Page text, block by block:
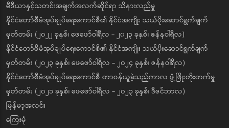
မီဒီယာနှင့်သတင်းအချက်အလက်ဆိုင်ရာ သိနားလည်မှု
နိုင်ငံတော်စီမံအုပ်ချုပ်ရေးကောင်စီ၏ နိုင်ငံအကျိုး သယ်ပိုးဆောင်ရွက်ချက်
မှတ်တမ်း (၂၀၂၂ ခုနှစ်၊ ဖေဖော်ဝါရီလ - ၂၀၂၃ ခုနှစ်၊ ဇန်နဝါရီလ)
နိုင်ငံတော်စီမံအုပ်ချုပ်ရေးကောင်စီ၏ နိုင်ငံအကျိုး သယ်ပိုးဆောင်ရွက်ချက်
မှတ်တမ်း (၂၀၂၃ ခုနှစ်၊ ဖေဖော်ဝါရီလ - ၂၀၂၄ ခုနှစ်၊ ဇန်နဝါရီလ)
နိုင်ငံတော်စီမံအုပ်ချုပ်ရေးကောင်စီ တာဝန်ယူခဲ့သည့်ကာလ ဖွံ့ဖြိုးတိုးတက်မှု
မှတ်တမ်း (၂၀၂၁ ခုနှစ်၊ ဖေဖော်ဝါရီလ - ၂၀၂၃ ခုနှစ်၊ ဒီဇင်ဘာလ)
မြန်မာ့အလင်း
ကြေးမုံ